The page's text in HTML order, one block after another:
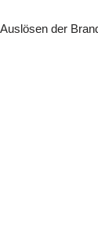
Auslösen der